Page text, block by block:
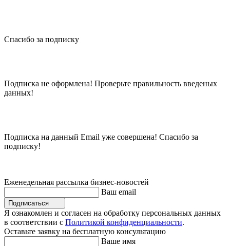
Спасибо за подписку
Подписка не оформлена! Проверьте правильность введеных
данных!
Подписка на данный Email уже совершена! Спасибо за
подписку!
Еженедельная рассылка бизнес-новостей
Ваш email
Подписаться
Я ознакомлен и согласен на обработку персональных данных
в соответствии с Политикой конфиденциальности.
Оставьте заявку на бесплатную консультацию
Ваше имя